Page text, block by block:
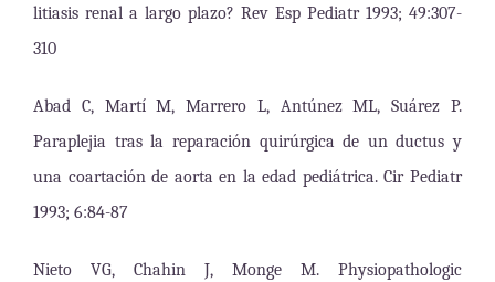
litiasis renal a largo plazo? Rev Esp Pediatr 1993; 49:307-
310
Abad C, Martí M, Marrero L, Antúnez ML, Suárez P.
Paraplejia tras la reparación quirúrgica de un ductus y
una coartación de aorta en la edad pediátrica.Cir Pediatr
1993; 6:84-87
Nieto VG, Chahin J, Monge M. Physiopathologic